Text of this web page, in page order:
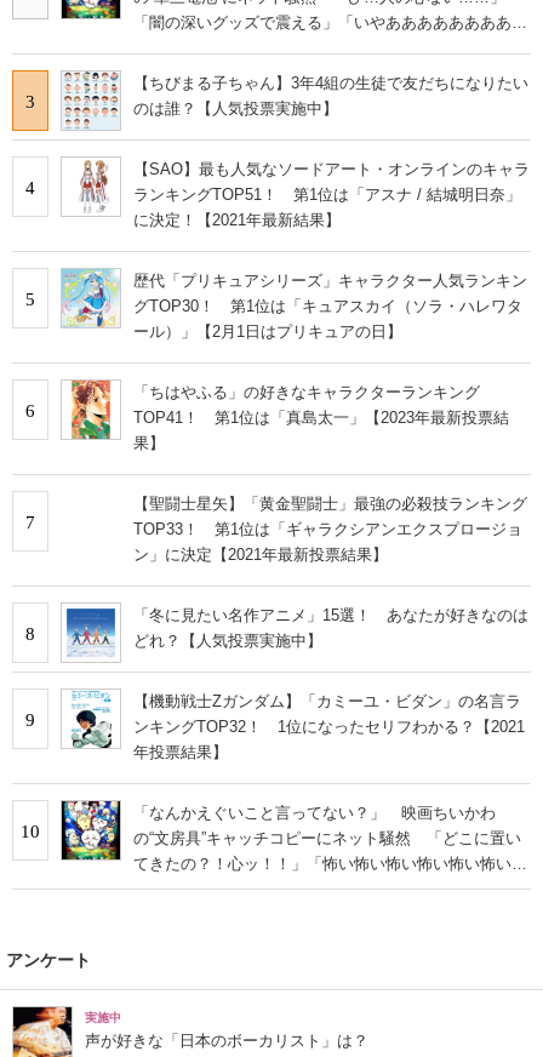
「闇の深いグッズで震える」「いやあああああああああ
3
【ちびまる子ちゃん】3年4組の生徒で友だちになりたい
のは誰？【人気投票実施中】
4
【SAO】最も人気なソードアート・オンラインのキャラ
ランキングTOP51！ 第1位は「アスナ / 結城明日奈」
に決定！【2021年最新結果】
5
歴代「プリキュアシリーズ」キャラクター人気ランキン
グTOP30！ 第1位は「キュアスカイ（ソラ・ハレワタ
ール）」【2月1日はプリキュアの日】
6
「ちはやふる」の好きなキャラクターランキング
TOP41！ 第1位は「真島太一」【2023年最新投票結
果】
7
【聖闘士星矢】「黄金聖闘士」最強の必殺技ランキング
TOP33！ 第1位は「ギャラクシアンエクスプロージョ
ン」に決定【2021年最新投票結果】
8
「冬に見たい名作アニメ」15選！ あなたが好きなのは
どれ？【人気投票実施中】
9
【機動戦士Zガンダム】「カミーユ・ビダン」の名言ラ
ンキングTOP32！ 1位になったセリフわかる？【2021
年投票結果】
10
「なんかえぐいこと言ってない？」 映画ちいかわ
の“文房具”キャッチコピーにネット騒然 「どこに置い
てきたの？！心ッ！！」「怖い怖い怖い怖い怖い怖い怖
い」
アンケート
実施中
声が好きな「日本のボーカリスト」は？